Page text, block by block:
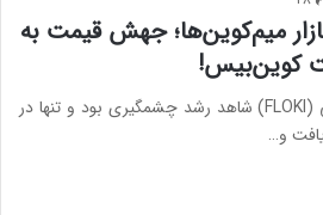
میم‌کوین‌ها؛ جهش قیمت به
در روزهای اخیر، قیمت فلوکی (FLOKI) شاهد رشد چشمگیری بود و تنها در